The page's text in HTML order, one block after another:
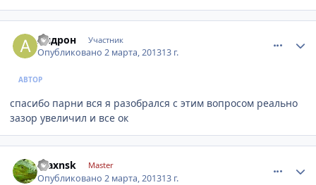
Андрон Участник
Опубликовано2 марта, 201313 г.
АВТОР
спасибо парни вся я разобрался с этим вопросом реально
зазор увеличил и все ок
maxnsk Master
Опубликовано2 марта, 201313 г.